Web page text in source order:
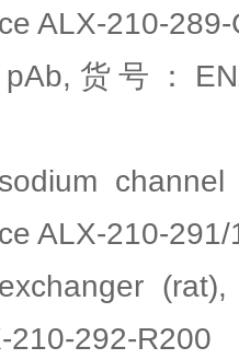
ALX-210-
pAb,货号：
ALX-210-
210-292-R200